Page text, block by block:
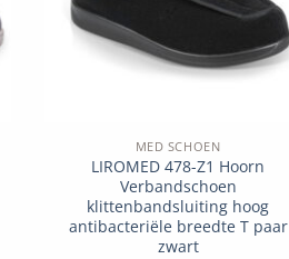
MED SCHOEN
LIROMED 478-Z1 Hoorn
Verbandschoen
klittenbandsluiting hoog
antibacteriële breedte T paar
zwart